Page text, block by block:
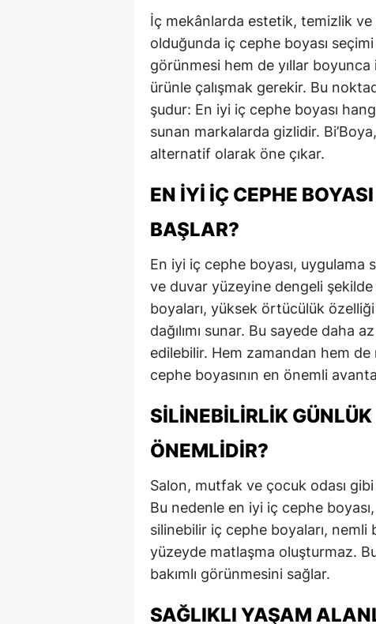
İç mekânlarda estetik, temizlik ve
olduğunda iç cephe boyası
görünmesi hem de yıllar
ürünle çalışmak gerekir. Bu
şudur: En iyi iç cephe boyası
sunan markalarda gizlidir.
alternatif olarak öne çıkar.
EN İYI İÇ CEPHE
BAŞLAR?
En iyi iç cephe boyası, uygulama
ve duvar yüzeyine dengeli şekilde
boyaları, yüksek örtücülük
dağılımı sunar. Bu sayede daha
edilebilir. Hem zamandan hem
cephe boyasının en önemli
SILINEBILIRLIK
ÖNEMLIDIR?
Salon, mutfak ve çocuk odası
Bu nedenle en iyi iç cephe boyası,
silinebilir iç cephe boyaları,
yüzeyde matlaşma oluşturmaz.
bakımlı görünmesini sağlar.
SAĞLIKLI YAŞAM